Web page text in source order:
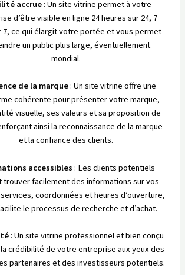
accrue: Un site vitrine permet à votre
d’être visible en ligne 24 heures sur 24, 7
7, ce qui élargit votre portée et vous permet
un public plus large, éventuellement
mondial.
de la marque: Un site vitrine offre une
cohérente pour présenter votre marque,
visuelle, ses valeurs et sa proposition de
ainsi la reconnaissance de la marque
et la confiance des clients.
accessibles : Les clients potentiels
trouver facilement des informations sur vos
coordonnées et heures d’ouverture,
le processus de recherche et d’achat.
: Un site vitrine professionnel et bien conçu
crédibilité de votre entreprise aux yeux des
partenaires et des investisseurs potentiels.